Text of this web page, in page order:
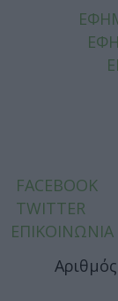
FACEBOOK
TWITTER
ΕΠΙΚΟΙΝΩΝΙΑ